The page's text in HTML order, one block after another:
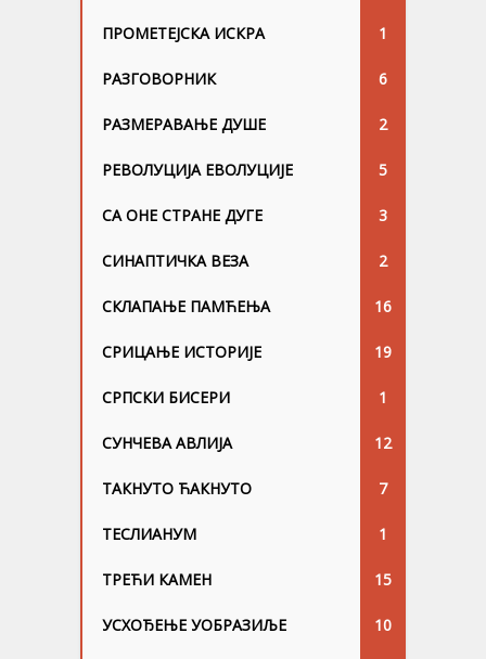
ПРОМЕТЕЈСКА ИСКРА 1
РАЗГОВОРНИК 6
РАЗМЕРАВАЊЕ ДУШЕ 2
РЕВОЛУЦИЈА ЕВОЛУЦИЈЕ 5
СА ОНЕ СТРАНЕ ДУГЕ 3
СИНАПТИЧКА ВЕЗА 2
СКЛАПАЊЕ ПАМЋЕЊА 16
СРИЦАЊЕ ИСТОРИЈЕ 19
СРПСКИ БИСЕРИ 1
СУНЧЕВА АВЛИЈА 12
ТАКНУТО ЋАКНУТО 7
ТЕСЛИАНУМ 1
ТРЕЋИ КАМЕН 15
УСХОЂЕЊЕ УОБРАЗИЉЕ 10